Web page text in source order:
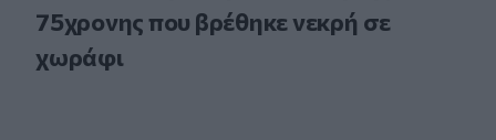
75χρονης που βρέθηκε νεκρή σε
χωράφι